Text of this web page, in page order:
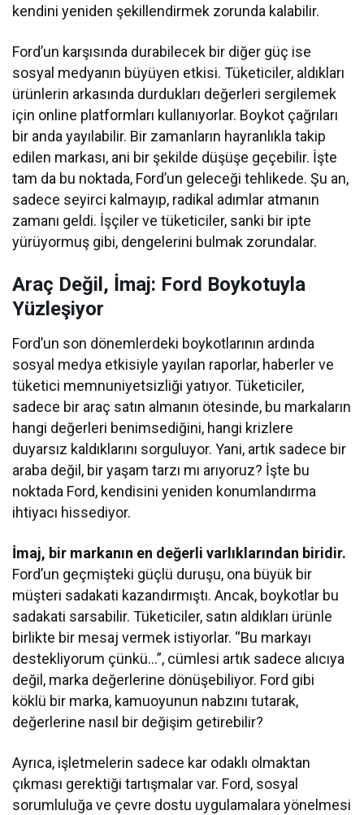
kendini yeniden şekillendirmek zorunda kalabilir.
Ford’un karşısında durabilecek bir diğer güç ise
sosyal medyanın büyüyen etkisi. Tüketiciler, aldıkları
ürünlerin arkasında durdukları değerleri sergilemek
için online platformları kullanıyorlar. Boykot çağrıları
bir anda yayılabilir. Bir zamanların hayranlıkla takip
edilen markası, ani bir şekilde düşüşe geçebilir. İşte
tam da bu noktada, Ford’un geleceği tehlikede. Şu an,
sadece seyirci kalmayıp, radikal adımlar atmanın
zamanı geldi. İşçiler ve tüketiciler, sanki bir ipte
yürüyormuş gibi, dengelerini bulmak zorundalar.
Araç Değil, İmaj: Ford Boykotuyla
Yüzleşiyor
Ford’un son dönemlerdeki boykotlarının ardında
sosyal medya etkisiyle yayılan raporlar, haberler ve
tüketici memnuniyetsizliği yatıyor. Tüketiciler,
sadece bir araç satın almanın ötesinde, bu markaların
hangi değerleri benimsediğini, hangi krizlere
duyarsız kaldıklarını sorguluyor. Yani, artık sadece bir
araba değil, bir yaşam tarzı mı arıyoruz? İşte bu
noktada Ford, kendisini yeniden konumlandırma
ihtiyacı hissediyor.
İmaj, bir markanın en değerli varlıklarından biridir.
Ford’un geçmişteki güçlü duruşu, ona büyük bir
müşteri sadakati kazandırmıştı. Ancak, boykotlar bu
sadakati sarsabilir. Tüketiciler, satın aldıkları ürünle
birlikte bir mesaj vermek istiyorlar. “Bu markayı
destekliyorum çünkü…”, cümlesi artık sadece alıcıya
değil, marka değerlerine dönüşebiliyor. Ford gibi
köklü bir marka, kamuoyunun nabzını tutarak,
değerlerine nasıl bir değişim getirebilir?
Ayrıca, işletmelerin sadece kar odaklı olmaktan
çıkması gerektiği tartışmalar var. Ford, sosyal
sorumluluğa ve çevre dostu uygulamalara yönelmesi